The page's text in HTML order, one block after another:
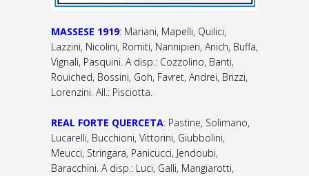
MASSESE 1919: Mariani, Mapelli, Quilici,
Lazzini, Nicolini, Romiti, Nannipieri, Anich, Buffa,
Vignali, Pasquini. A disp.: Cozzolino, Banti,
Rouiched, Bossini, Goh, Favret, Andrei, Brizzi,
Lorenzini. All.: Pisciotta.
REAL FORTE QUERCETA: Pastine, Solimano,
Lucarelli, Bucchioni, Vittorini, Giubbolini,
Meucci, Stringara, Panicucci, Jendoubi,
Baracchini. A disp.: Luci, Galli, Mangiarotti,